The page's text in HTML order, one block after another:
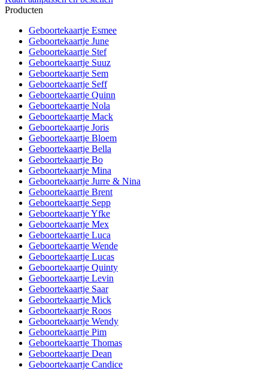
Producten
Geboortekaartje Esmee
Geboortekaartje June
Geboortekaartje Stef
Geboortekaartje Suuz
Geboortekaartje Sem
Geboortekaartje Seff
Geboortekaartje Quinn
Geboortekaartje Nola
Geboortekaartje Mack
Geboortekaartje Joris
Geboortekaartje Bloem
Geboortekaartje Bella
Geboortekaartje Bo
Geboortekaartje Mina
Geboortekaartje Jurre & Nina
Geboortekaartje Brent
Geboortekaartje Sepp
Geboortekaartje Yfke
Geboortekaartje Mex
Geboortekaartje Luca
Geboortekaartje Wende
Geboortekaartje Lucas
Geboortekaartje Quinty
Geboortekaartje Levin
Geboortekaartje Saar
Geboortekaartje Mick
Geboortekaartje Roos
Geboortekaartje Wendy
Geboortekaartje Pim
Geboortekaartje Thomas
Geboortekaartje Dean
Geboortekaartje Candice